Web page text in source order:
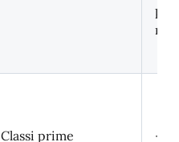
Classi prime
–